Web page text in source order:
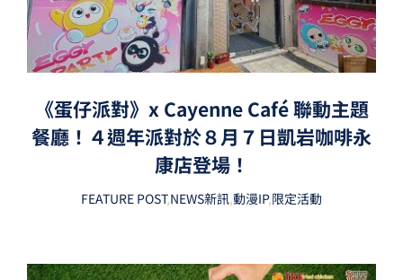
《蛋仔派對》x Cayenne Café 聯動主題
餐廳！４週年派對於８月７日凱岩咖啡永
康店登場！
FEATURE POST,NEWS新訊,動漫IP,限定活動